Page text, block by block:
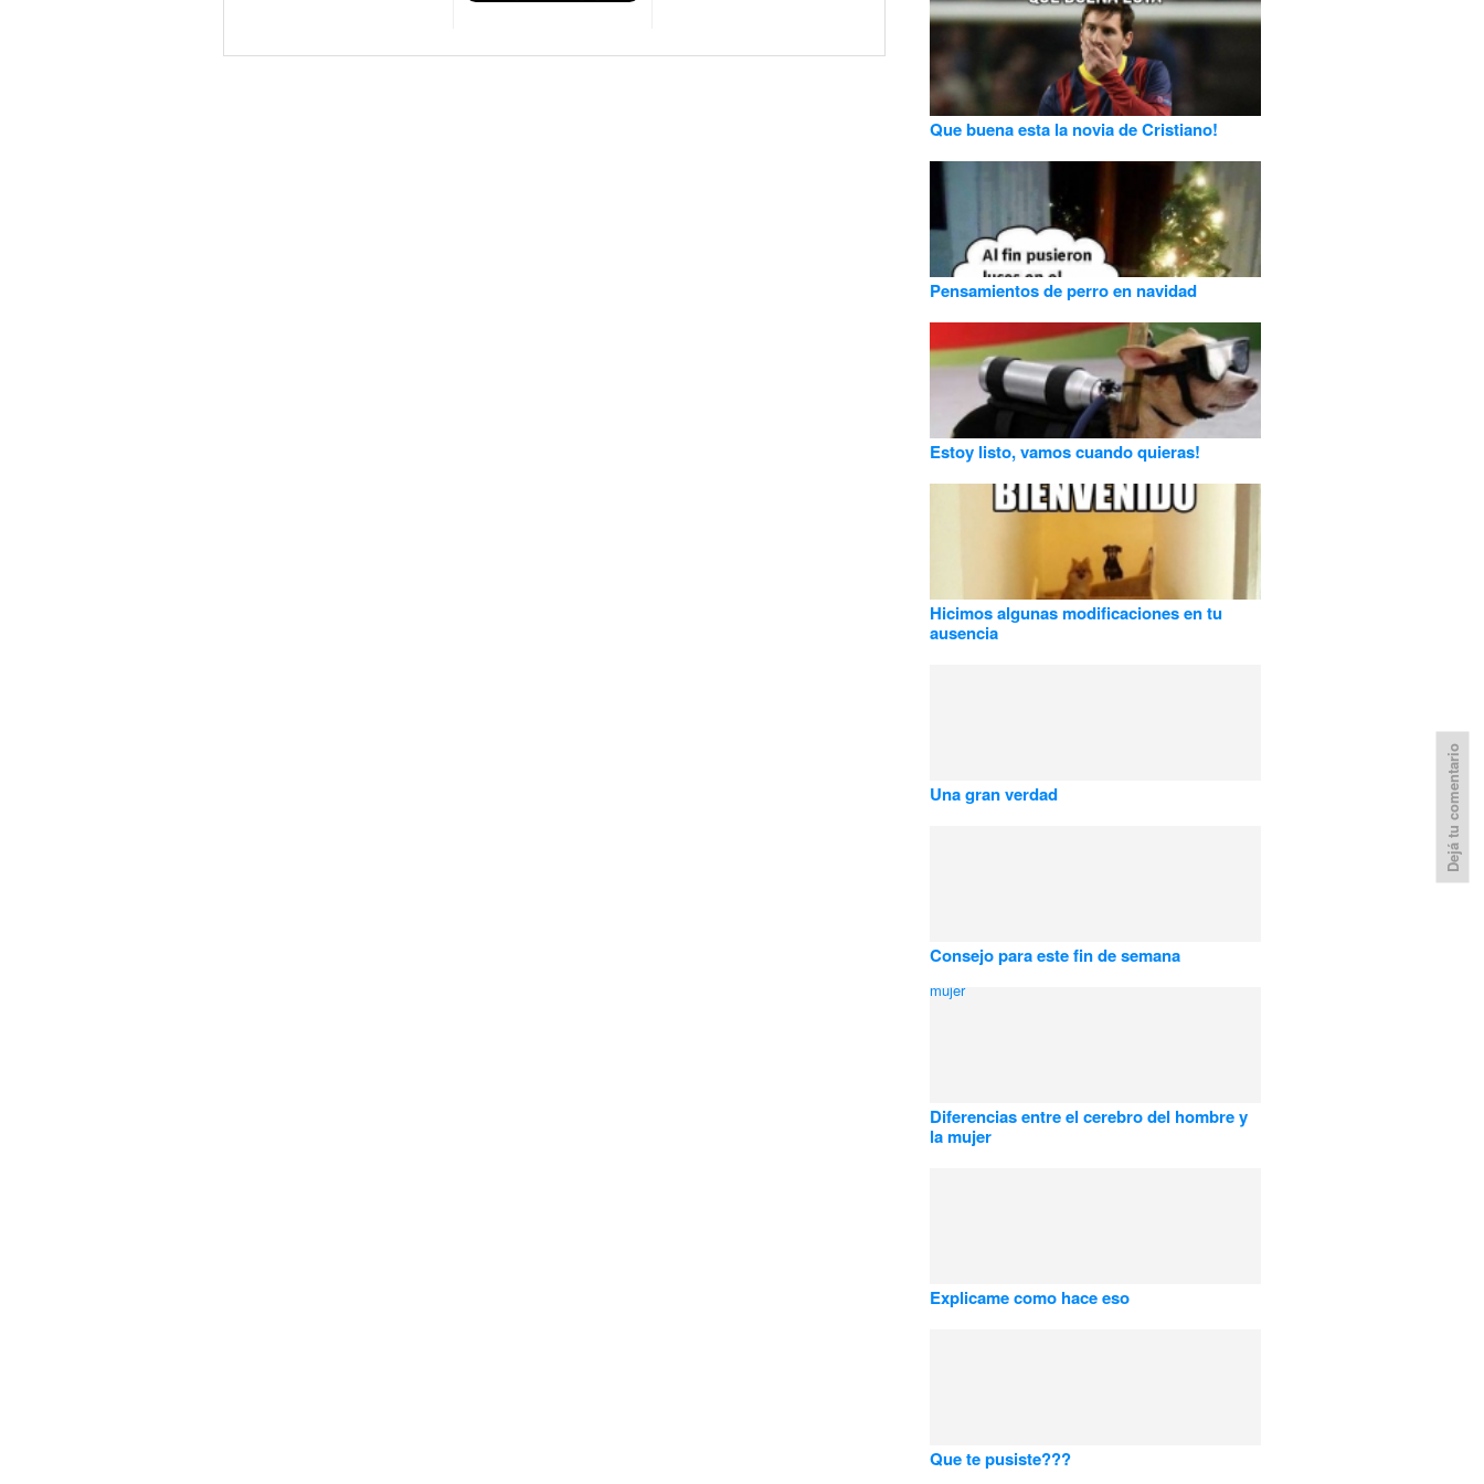
Que buena esta la novia de Cristiano!
Pensamientos de perro en navidad
Estoy listo, vamos cuando quieras!
Hicimos algunas modificaciones en tu
ausencia
Una gran verdad
Consejo para este fin de semana
Diferencias entre el cerebro del hombre y
la mujer
Explicame como hace eso
Que te pusiste???
Dejá tu comentario